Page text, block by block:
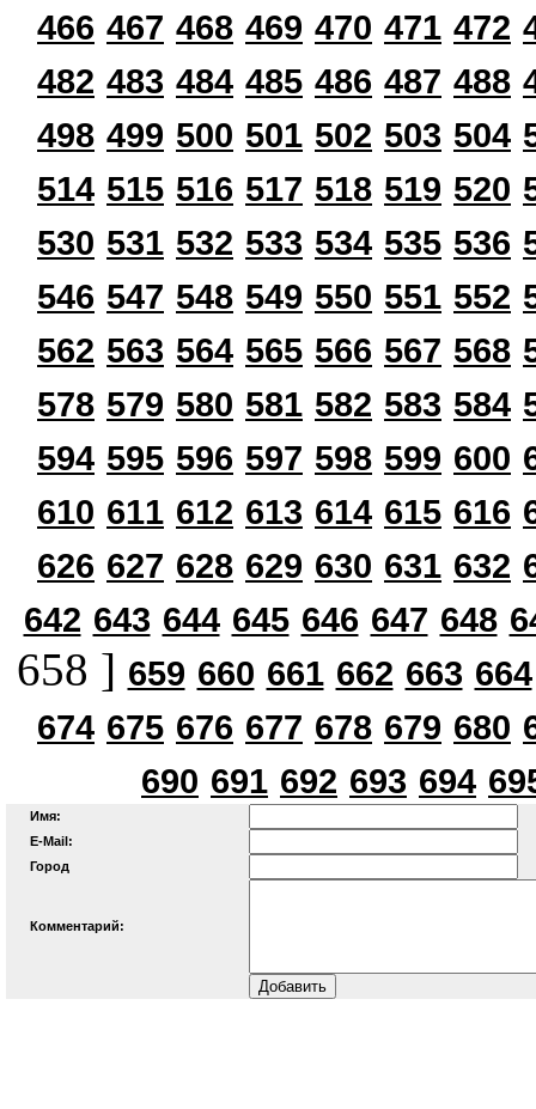
466 467 468 469 470 471 472
482 483 484 485 486 487 488
498 499 500 501 502 503 504
514 515 516 517 518 519 520
530 531 532 533 534 535 536
546 547 548 549 550 551 552
562 563 564 565 566 567 568
578 579 580 581 582 583 584
594 595 596 597 598 599 600
610 611 612 613 614 615 616
626 627 628 629 630 631 632
642 643 644 645 646 647 648
658 ] 659 660 661 662 663 664
674 675 676 677 678 679 680
690 691 692 693 694
Имя:
E-Mail:
Город
Комментарий: